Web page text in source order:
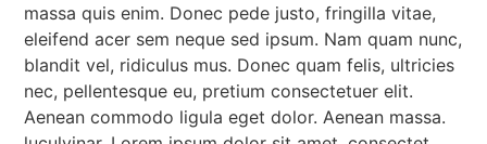
massa quis enim. Donec pede justo, fringilla vitae,
eleifend acer sem neque sed ipsum. Nam quam nunc,
blandit vel, ridiculus mus. Donec quam felis, ultricies
nec, pellentesque eu, pretium consectetuer elit.
Aenean commodo ligula eget dolor. Aenean massa.